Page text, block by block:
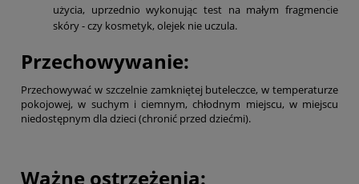
użycia, uprzednio wykonując test na małym fragmencie
skóry - czy kosmetyk, olejek nie uczula.
Przechowywanie:
Przechowywać w szczelnie zamkniętej buteleczce, w temperaturze
pokojowej, w suchym i ciemnym, chłodnym miejscu, w miejscu
niedostępnym dla dzieci (chronić przed dziećmi).
Ważne ostrzeżenia: